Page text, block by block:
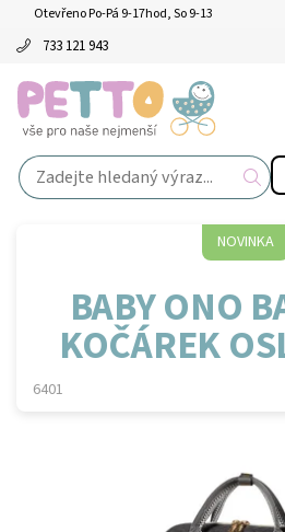
Otevřeno Po-Pá 9-17hod, So 9-13
733 121 943
NOVINKA
BABY ONO
KOČÁREK
6401